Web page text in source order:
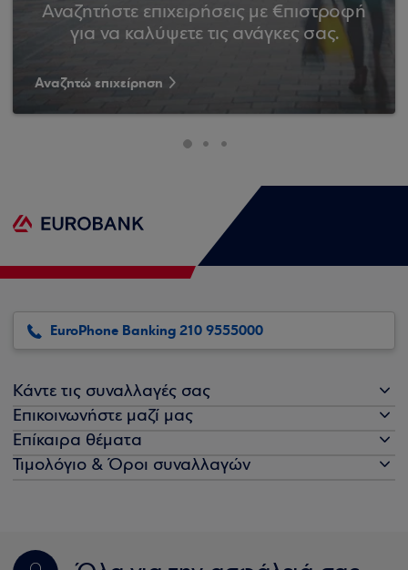
Αναζητήστε επιχειρήσεις με €πιστροφή
για να καλύψετε τις ανάγκες σας.
Αναζητώ επιχείρηση
EuroPhone Banking 210 9555000
Κάντε τις συναλλαγές σας
Επικοινωνήστε μαζί μας
Επίκαιρα θέματα
Τιμολόγιο & Όροι συναλλαγών